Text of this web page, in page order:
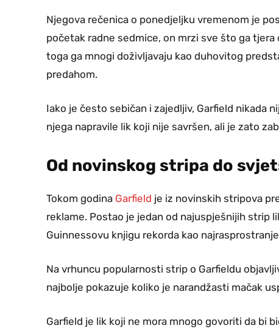
Njegova rečenica o ponedjeljku vremenom je
početak radne sedmice, on mrzi sve što ga
toga ga mnogi doživljavaju kao duhovitog
predahom.
Iako je često sebičan i zajedljiv, Garfield nikada
njega napravile lik koji nije savršen, ali je zato
Od novinskog stripa do
Tokom godina Garfield je iz novinskih stripova
reklame. Postao je jedan od najuspješnijih strip
Guinnessovu knjigu rekorda kao
Na vrhuncu popularnosti strip o Garfieldu
najbolje pokazuje koliko je narandžasti mačak
Garfield je lik koji ne mora mnogo govoriti da bi